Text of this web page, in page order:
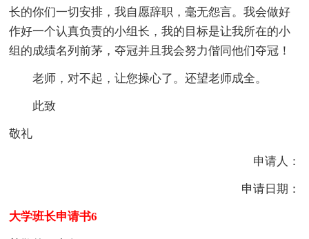
长的你们一切安排，我自愿辞职，毫无怨言。我会做好
作好一个认真负责的小组长，我的目标是让我所在的小
组的成绩名列前茅，夺冠并且我会努力偕同他们夺冠！
老师，对不起，让您操心了。还望老师成全。
此致
敬礼
申请人：
申请日期：
大学班长申请书6